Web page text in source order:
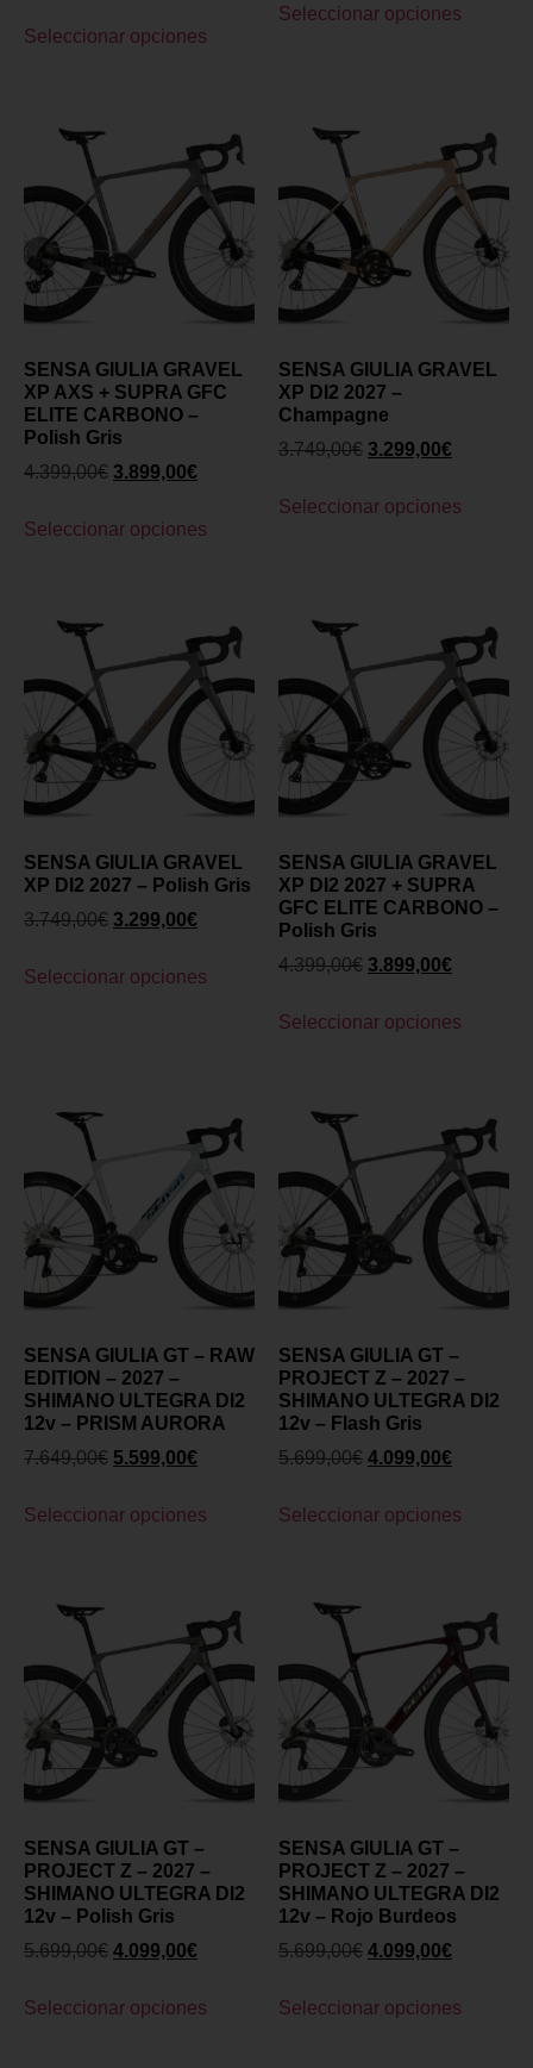
Seleccionar opciones
Seleccionar opciones
SENSA GIULIA GRAVEL
XP AXS + SUPRA GFC
ELITE CARBONO –
Polish Gris
4.399,00€ 3.899,00€
Seleccionar opciones
SENSA GIULIA GRAVEL
XP DI2 2027 –
Champagne
3.749,00€ 3.299,00€
Seleccionar opciones
SENSA GIULIA GRAVEL
XP DI2 2027 – Polish Gris
3.749,00€ 3.299,00€
Seleccionar opciones
SENSA GIULIA GRAVEL
XP DI2 2027 + SUPRA
GFC ELITE CARBONO –
Polish Gris
4.399,00€ 3.899,00€
Seleccionar opciones
SENSA GIULIA GT – RAW
EDITION – 2027 –
SHIMANO ULTEGRA DI2
12v – PRISM AURORA
7.649,00€ 5.599,00€
Seleccionar opciones
SENSA GIULIA GT –
PROJECT Z – 2027 –
SHIMANO ULTEGRA DI2
12v – Flash Gris
5.699,00€ 4.099,00€
Seleccionar opciones
SENSA GIULIA GT –
PROJECT Z – 2027 –
SHIMANO ULTEGRA DI2
12v – Polish Gris
5.699,00€ 4.099,00€
Seleccionar opciones
SENSA GIULIA GT –
PROJECT Z – 2027 –
SHIMANO ULTEGRA DI2
12v – Rojo Burdeos
5.699,00€ 4.099,00€
Seleccionar opciones